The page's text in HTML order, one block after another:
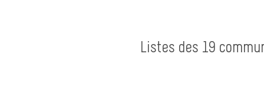
Listes des 19